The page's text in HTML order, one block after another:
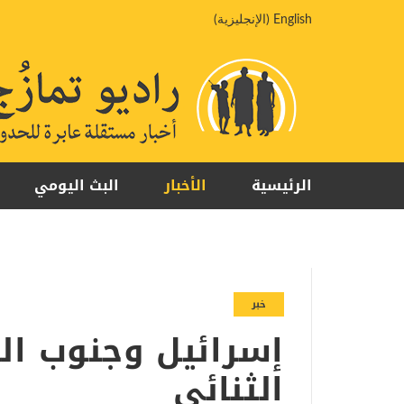
English
( الإنجليزية)
الرئيسية الأخبار البث اليومي
خبر
إسرائيل وجنوب
الثنائي